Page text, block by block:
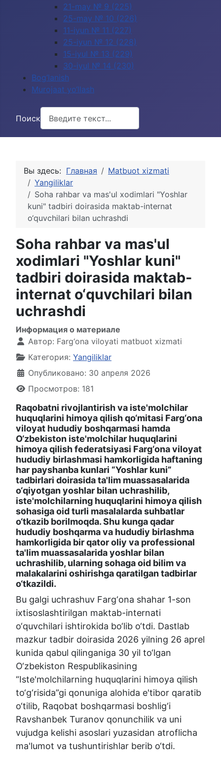
21-may № 9 (225)
25-may № 10 (226)
11-iyun № 11 (227)
25-iyun № 12 (228)
15-iyul № 13 (229)
30-iyul № 14 (230)
Bog‘lanish
Murojaat yo‘llash
Поиск
Вы здесь: Главная
Matbuot xizmati
Yangiliklar
Soha rahbar va mas'ul xodimlari "Yoshlar
kuni" tadbiri doirasida maktab-internat
o‘quvchilari bilan uchrashdi
Soha rahbar va mas'ul
xodimlari "Yoshlar kuni"
tadbiri doirasida maktab-
internat o‘quvchilari bilan
uchrashdi
Информация о материале
Автор: Farg‘ona viloyati matbuot xizmati
Категория: Yangiliklar
Опубликовано: 30 апреля 2026
Просмотров: 181
Raqobatni rivojlantirish va iste'molchilar
huquqlarini himoya qilish qo‘mitasi Farg‘ona
viloyat hududiy boshqarmasi hamda
O‘zbekiston iste'molchilar huquqlarini
himoya qilish federatsiyasi Farg‘ona viloyat
hududiy birlashmasi hamkorligida haftaning
har payshanba kunlari “Yoshlar kuni”
tadbirlari doirasida ta'lim muassasalarida
o‘qiyotgan yoshlar bilan uchrashilib,
iste'molchilarning huquqlarini himoya qilish
sohasiga oid turli masalalarda suhbatlar
o‘tkazib borilmoqda. Shu kunga qadar
hududiy boshqarma va hududiy birlashma
hamkorligida bir qator oliy va professional
ta'lim muassasalarida yoshlar bilan
uchrashilib, ularning sohaga oid bilim va
malakalarini oshirishga qaratilgan tadbirlar
o‘tkazildi.
Bu galgi uchrashuv Farg‘ona shahar 1-son
ixtisoslashtirilgan maktab-internati
o‘quvchilari ishtirokida bo‘lib o‘tdi. Dastlab
mazkur tadbir doirasida 2026 yilning 26 aprel
kunida qabul qilinganiga 30 yil to‘lgan
O‘zbekiston Respublikasining
“Iste'molchilarning huquqlarini himoya qilish
to‘g‘risida”gi qonuniga alohida e'tibor qaratib
o‘tilib, Raqobat boshqarmasi boshlig‘i
Ravshanbek Turanov qonunchilik va uni
vujudga kelishi asoslari yuzasidan atroflicha
ma'lumot va tushuntirishlar berib o‘tdi.